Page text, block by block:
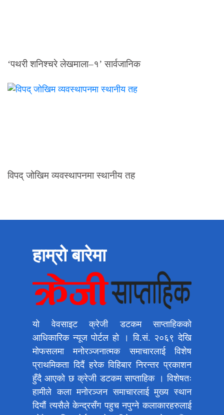
‘पथरी शनिश्चरे लेखमाला–१’ सार्वजानिक
विपद् जोखिम व्यवस्थापनमा स्थानीय तह
हाम्रो बारेमा
यो वेवसाइट क्रेजी डटकम साप्ताहिकको
आधिकारिक न्यूज पोर्टल हो । वि.सं. २०६९ देखि
मोफसलमा मनोरञ्जनात्मक समाचारलाई विशेष
प्राथमिकता दिदैं हरेक विहिबार निरन्तर प्रकाशन
हुँदै आएको छ क्रेजी डटकम साप्ताहिक । विशेषतः
हामीले कला मनोरञ्जन समाचारलाई मुख्य स्थान
दियौं त्यसैले केन्द्रसँग पहुच नपुग्ने कलाकारहरुलाई